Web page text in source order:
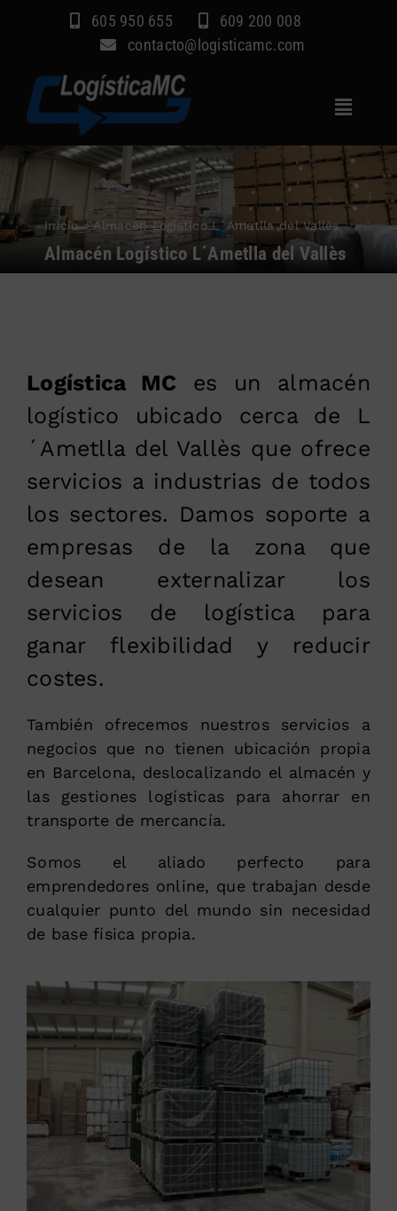
605 950 655
609 200 008
contacto@logisticamc.com
Toggle
Inicio
Servicios
Sectores
Inicio»Almacén Logístico L´Ametlla del Vallès
Almacén Logístico L´Ametlla del Vallès
Logística MC es un almacén
logístico ubicado cerca de L
´Ametlla del Vallès que ofrece
servicios a industrias de todos
los sectores. Damos soporte a
empresas de la zona que
desean externalizar los
servicios de logística para
ganar flexibilidad y reducir
costes.
También ofrecemos nuestros servicios a
negocios que no tienen ubicación propia
en Barcelona, deslocalizando el almacén y
las gestiones logísticas para ahorrar en
transporte de mercancía.
Somos el aliado perfecto para
emprendedores online, que trabajan desde
cualquier punto del mundo sin necesidad
de base física propia.